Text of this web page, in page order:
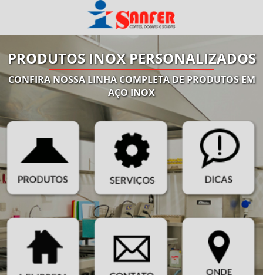
PRODUTOS INOX PERSONALIZADOS
CONFIRA NOSSA LINHA COMPLETA DE PRODUTOS EM
AÇO INOX